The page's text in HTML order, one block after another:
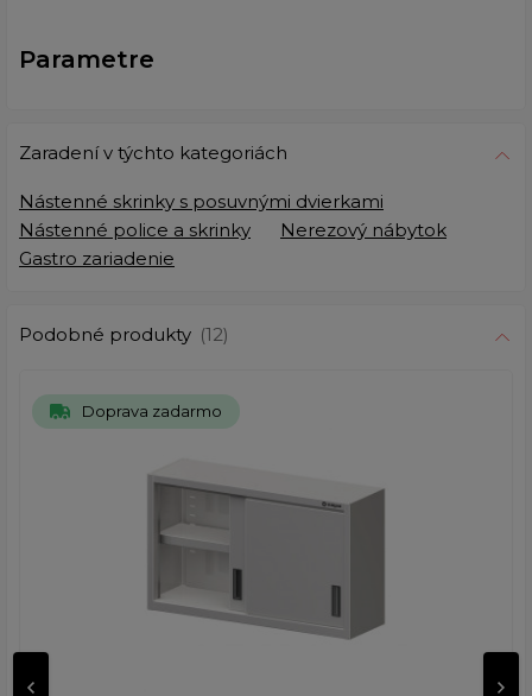
Parametre
Zaradení v týchto kategoriách
Nástenné skrinky s posuvnými dvierkami
Nástenné police a skrinky
Nerezový nábytok
Gastro zariadenie
Podobné produkty (12)
Doprava zadarmo